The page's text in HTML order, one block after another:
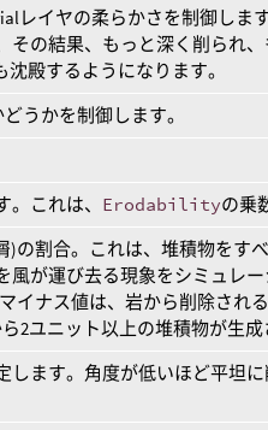
レイヤの柔らかさを制御しま
その結果、もっと深く削られ、
殿するようになります。
うかを制御します。
これは、 Erodabilityの乗
)の割合。これは、堆積物をす
が運び去る現象をシミュレー
イナス値は、岩から削除され
2ユニット以上の堆積物が生成
ます。角度が低いほど平坦に